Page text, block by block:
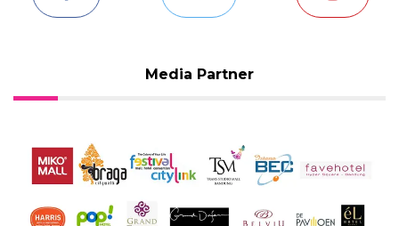
Media Partner